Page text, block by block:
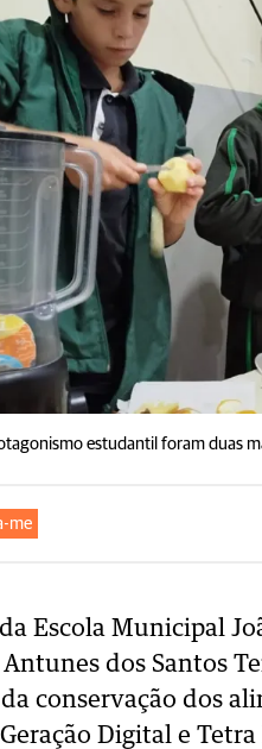
estudantil foram duas
me
Escola Municipal
dos Santos
conservação dos
Digital e